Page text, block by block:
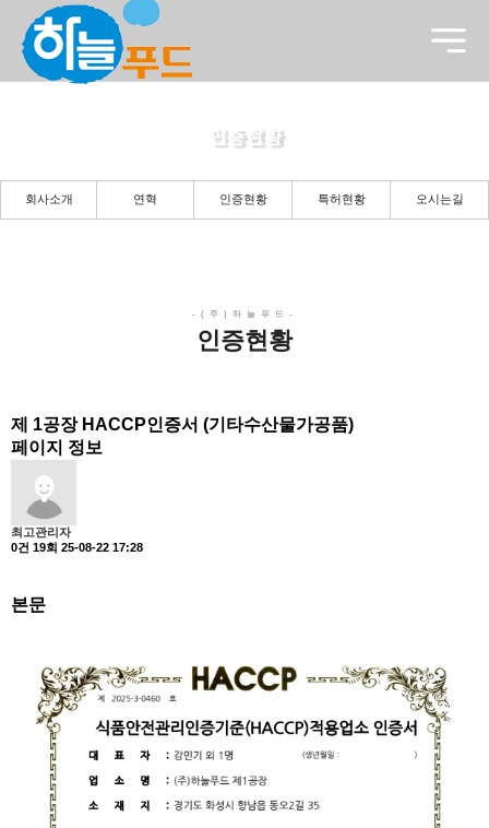
인증현황
회사소개 연혁 인증현황 특허현황 오시는길
인증현황
제 1공장 HACCP인증서 (기타수산물가공품)
페이지 정보
최고관리자
0건 19회 25-08-22 17:28
본문